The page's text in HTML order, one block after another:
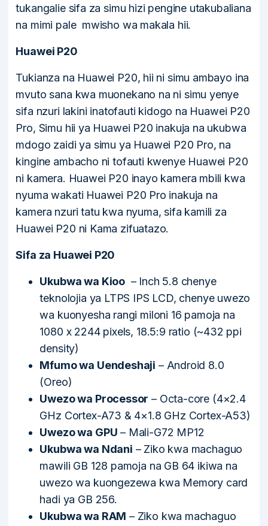
tukangalie sifa za simu hizi pengine utakubaliana
na mimi pale mwisho wa makala hii.
Huawei P20
Tukianza na Huawei P20, hii ni simu ambayo ina
mvuto sana kwa muonekano na ni simu yenye
sifa nzuri lakini inatofauti kidogo na Huawei P20
Pro, Simu hii ya Huawei P20 inakuja na ukubwa
mdogo zaidi ya simu ya Huawei P20 Pro, na
kingine ambacho ni tofauti kwenye Huawei P20
ni kamera. Huawei P20 inayo kamera mbili kwa
nyuma wakati Huawei P20 Pro inakuja na
kamera nzuri tatu kwa nyuma, sifa kamili za
Huawei P20 ni Kama zifuatazo.
Sifa za Huawei P20
Ukubwa wa Kioo– Inch 5.8 chenye
teknolojia ya LTPS IPS LCD, chenye uwezo
wa kuonyesha rangi miloni 16 pamoja na
1080 x 2244 pixels, 18.5:9 ratio (~432 ppi
density)
Mfumo wa Uendeshaji – Android 8.0
(Oreo)
Uwezo wa Processor – Octa-core (4×2.4
GHz Cortex-A73 & 4×1.8 GHz Cortex-A53)
Uwezo wa GPU – Mali-G72 MP12
Ukubwa wa Ndani – Ziko kwa machaguo
mawili GB 128 pamoja na GB 64 ikiwa na
uwezo wa kuongezewa kwa Memory card
hadi ya GB 256.
Ukubwa wa RAM – Ziko kwa machaguo